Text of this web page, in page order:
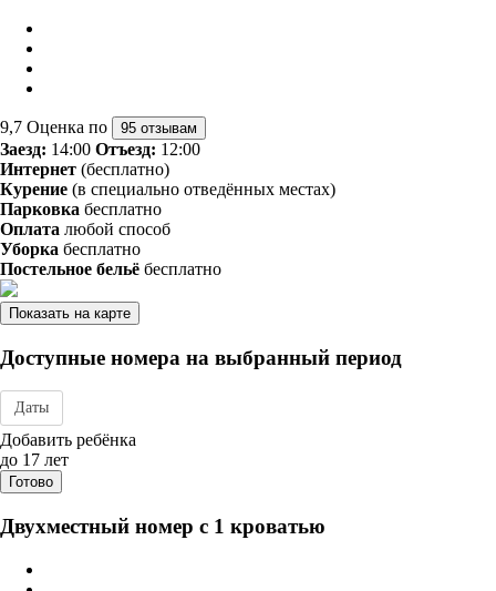
9,7 Оценка по 95 отзывам
Заезд: 14:00 Отъезд: 12:00
Интернет (бесплатно)
Курение (в специально отведённых местах)
Парковка бесплатно
Оплата любой способ
Уборка бесплатно
Постельное бельё бесплатно
Показать на карте
Доступные номера на выбранный период
Даты
Дата заезда - отъезда
Добавить ребёнка
до 17 лет
Готово
Двухместный номер с 1 кроватью